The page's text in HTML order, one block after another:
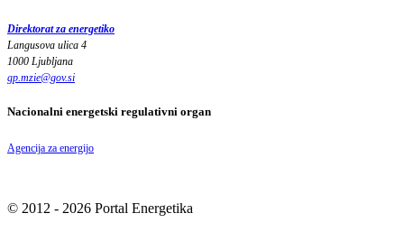
Direktorat za energetiko
Langusova ulica 4
1000 Ljubljana
gp.mzie@gov.si
Nacionalni energetski regulativni organ
Agencija za energijo
© 2012 - 2026 Portal Energetika